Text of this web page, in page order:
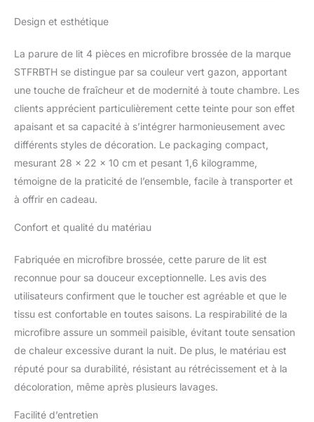
résistant à l'usure que le
tissu ordinaire, et a une
meilleure performance
infroissable, et peut
maintenir une bonne
forme même après
plusieurs lavages,
prolongeant la durée de
vie. Doux et confortable :
la surface du tissu lisse
peluche courte et fine, ce
considérablement la
douceur et l'affinité de la
peau du tissu, donnant
aux gens un toucher
chaud et confortable.
Entretien facile : le tissu
en microfibre est facile à
entretenir, il est plus
solide et plus résistant
que la soie, et ne
Design et esthétique
La parure de lit 4 pièces en microfibre brossée de la marque
STFRBTH se distingue par sa couleur vert gazon, apportant
une touche de fraîcheur et de modernité à toute chambre. Les
clients apprécient particulièrement cette teinte pour son effet
apaisant et sa capacité à s’intégrer harmonieusement avec
différents styles de décoration. Le packaging compact,
mesurant 28 x 22 x 10 cm et pesant 1,6 kilogramme,
témoigne de la praticité de l’ensemble, facile à transporter et
à offrir en cadeau.
Confort et qualité du matériau
Fabriquée en microfibre brossée, cette parure de lit est
reconnue pour sa douceur exceptionnelle. Les avis des
utilisateurs confirment que le toucher est agréable et que le
tissu est confortable en toutes saisons. La respirabilité de la
microfibre assure un sommeil paisible, évitant toute sensation
de chaleur excessive durant la nuit. De plus, le matériau est
réputé pour sa durabilité, résistant au rétrécissement et à la
décoloration, même après plusieurs lavages.
Facilité d’entretien